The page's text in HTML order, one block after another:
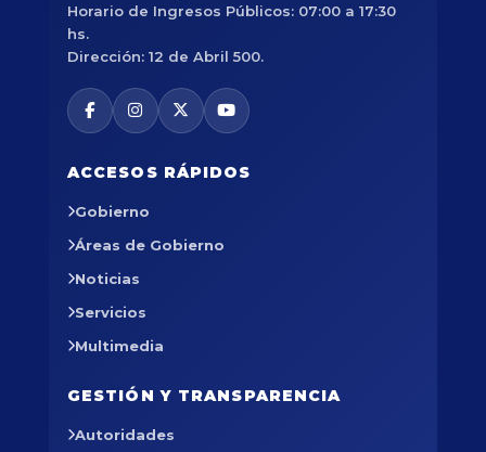
Horario de Ingresos Públicos: 07:00 a 17:30
hs.
Dirección: 12 de Abril 500.
ACCESOS RÁPIDOS
Gobierno
Áreas de Gobierno
Noticias
Servicios
Multimedia
GESTIÓN Y TRANSPARENCIA
Autoridades